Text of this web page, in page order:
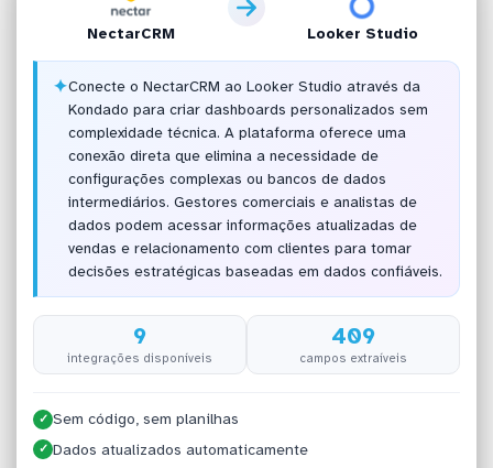
NectarCRM Looker Studio
✦Conecte o NectarCRM ao Looker Studio através da
Kondado para criar dashboards personalizados sem
complexidade técnica. A plataforma oferece uma
conexão direta que elimina a necessidade de
configurações complexas ou bancos de dados
intermediários. Gestores comerciais e analistas de
dados podem acessar informações atualizadas de
vendas e relacionamento com clientes para tomar
decisões estratégicas baseadas em dados confiáveis.
9
integrações disponíveis
409
campos extraíveis
✓ Sem código, sem planilhas
✓ Dados atualizados automaticamente